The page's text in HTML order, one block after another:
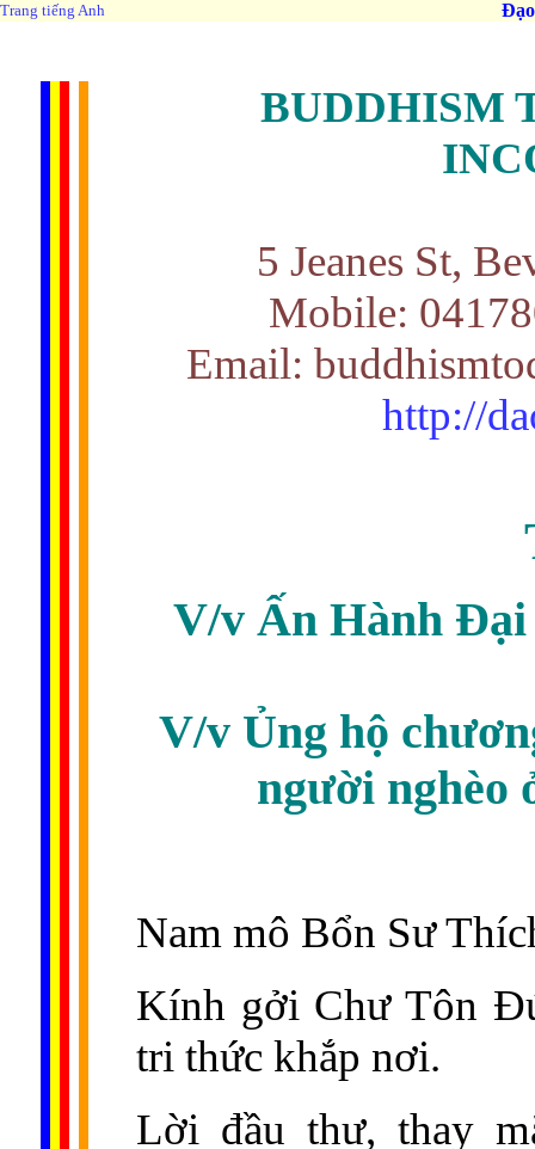
Trang tiếng Anh
BUDDHISM
5 Jeanes St,
Mobile:
Email:
http://
V/v Ấn Hành Đại
V/v Ủng hộ
người nghèo
Nam mô Bổn Sư
Kính gởi Chư Tôn
tri thức khắp nơi.
Lời đầu thư, thay